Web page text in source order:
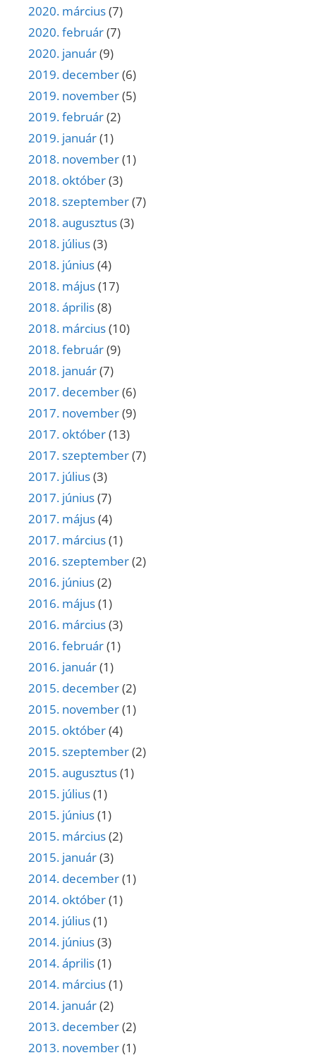
2020. március(7)
2020. február(7)
2020. január(9)
2019. december(6)
2019. november(5)
2019. február(2)
2019. január(1)
2018. november(1)
2018. október(3)
2018. szeptember(7)
2018. augusztus(3)
2018. július(3)
2018. június(4)
2018. május(17)
2018. április(8)
2018. március(10)
2018. február(9)
2018. január(7)
2017. december(6)
2017. november(9)
2017. október(13)
2017. szeptember(7)
2017. július(3)
2017. június(7)
2017. május(4)
2017. március(1)
2016. szeptember(2)
2016. június(2)
2016. május(1)
2016. március(3)
2016. február(1)
2016. január(1)
2015. december(2)
2015. november(1)
2015. október(4)
2015. szeptember(2)
2015. augusztus(1)
2015. július(1)
2015. június(1)
2015. március(2)
2015. január(3)
2014. december(1)
2014. október(1)
2014. július(1)
2014. június(3)
2014. április(1)
2014. március(1)
2014. január(2)
2013. december(2)
2013. november(1)